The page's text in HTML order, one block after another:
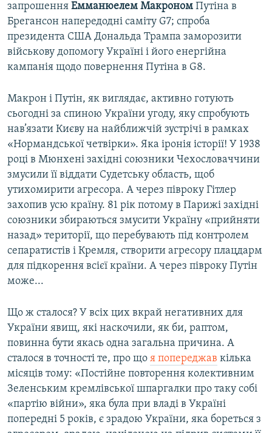
запрошення Емманюелем Макроном Путіна в
Брегансон напередодні саміту G7; спроба
президента США Дональда Трампа заморозити
військову допомогу Україні і його енергійна
кампанія щодо повернення Путіна в G8.
Макрон і Путін, як виглядає, активно готують
сьогодні за спиною України угоду, яку спробують
нав’язати Києву на найближчій зустрічі в рамках
«Нормандської четвірки». Яка іронія історії! У 1938
році в Мюнхені західні союзники Чехословаччини
змусили її віддати Судетську область, щоб
утихомирити агресора. А через півроку Гітлер
захопив усю країну. 81 рік потому в Парижі західні
союзники збираються змусити Україну «прийняти
назад» території, що перебувають під контролем
сепаратистів і Кремля, створити агресору плацдарм
для підкорення всієї країни. А через півроку Путін
може...
Що ж сталося? У всіх цих вкрай негативних для
України явищ, які наскочили, як би, раптом,
повинна бути якась одна загальна причина. А
сталося в точності те, про що я попереджав кілька
місяців тому: «Постійне повторення колективним
Зеленським кремлівської шпаргалки про таку собі
«партію війни», яка була при владі в Україні
попередні 5 років, є зрадою України, яка бореться з